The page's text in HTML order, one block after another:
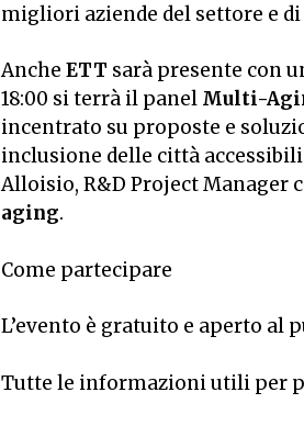
migliori aziende del settore e
Anche ETT sarà presente con
18:00 si terrà il panel Multi-
incentrato su proposte e
inclusione delle città
Alloisio, R&D Project Manager
aging.
Come partecipare
L’evento è gratuito e aperto al
Tutte le informazioni utili per